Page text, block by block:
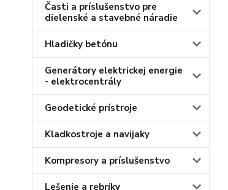
Časti a príslušenstvo pre
dielenské a stavebné náradie
Hladičky betónu
Generátory elektrickej energie
- elektrocentrály
Geodetické prístroje
Kladkostroje a navijaky
Kompresory a príslušenstvo
Lešenie a rebríky